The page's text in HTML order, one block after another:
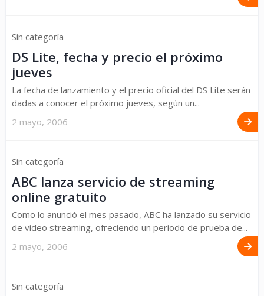
Sin categoría
DS Lite, fecha y precio el próximo
jueves
La fecha de lanzamiento y el precio oficial del DS Lite serán
dadas a conocer el próximo jueves, según un...
2 mayo, 2006
Sin categoría
ABC lanza servicio de streaming
online gratuito
Como lo anunció el mes pasado, ABC ha lanzado su servicio
de video streaming, ofreciendo un período de prueba de...
2 mayo, 2006
Sin categoría